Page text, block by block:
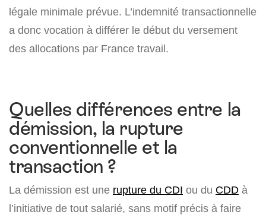
légale minimale prévue. L’indemnité transactionnelle
a donc vocation à différer le début du versement
des allocations par France travail.
Quelles différences entre la
démission, la rupture
conventionnelle et la
transaction ?
La démission est une rupture du CDI ou du CDD à
l’initiative de tout salarié, sans motif précis à faire